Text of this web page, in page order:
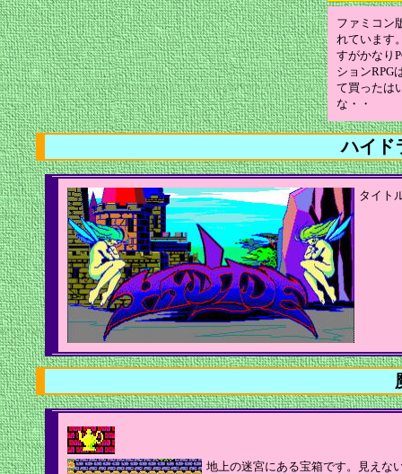
ファミコン
れています
すがかなり
ションRPG
て買ったは
な・・
ハイド
タイト
地上の迷宮にある宝箱です。見えな